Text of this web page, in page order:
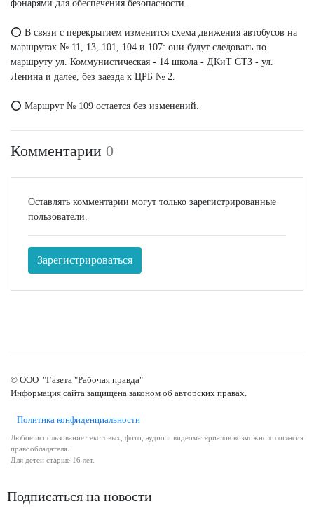
фонарями для обеспечения безопасности.
⭕️ В связи с перекрытием изменится схема движения автобусов на
маршрутах № 11, 13, 101, 104 и 107: они будут следовать по
маршруту ул. Коммунистическая - 14 школа - ДКиТ СТЗ - ул.
Ленина и далее, без заезда к ЦРБ № 2.
⭕️ Маршрут № 109 остается без изменений.
Комментарии 0
Оставлять комментарии могут только зарегистрированные
пользователи.
Зарегистрироваться
© ООО "Газета "Рабочая правда"
Информация сайта защищена законом об авторских правах.
Политика конфиденциальности
Любое использование текстовых, фото, аудио и видеоматериалов возможно с согласия
правообладателя.
Для детей старше 16 лет.
Подписаться на новости